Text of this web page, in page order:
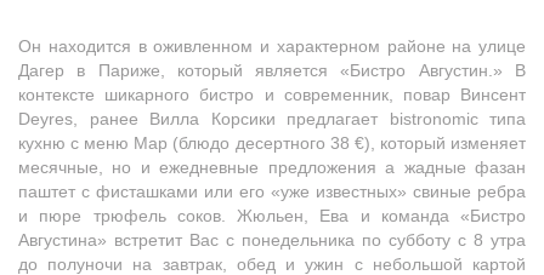
Он находится в оживленном и характерном районе на улице
Дагер в Париже, который является «Бистро Августин.» В
контексте шикарного бистро и современник, повар Винсент
Deyres, ранее Вилла Корсики предлагает bistronomic типа
кухню с меню Map (блюдо десертного 38 €), который изменяет
месячные, но и ежедневные предложения а жадные фазан
паштет с фисташками или его «уже известных» свиные ребра
и пюре трюфель соков. Жюльен, Ева и команда «Бистро
Августина» встретит Вас с понедельника по субботу с 8 утра
до полуночи на завтрак, обед и ужин с небольшой картой